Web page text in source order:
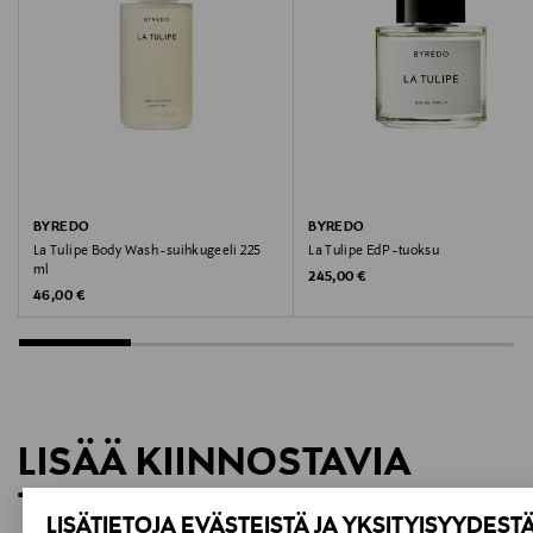
LISÄTIETOJA EVÄSTEISTÄ JA
Sydäntuoksu: tulppaani
Juurituoksu: vaalea puu, vetiver
Tuoksutyyppi
Tyyppi
Tuoksuöljy
7,5 ml
Valmistajan tuotenumero
BYREDO
La Tulipe Body Wash -suihkugeeli 225
ml
Original Price
46,00 €
BYREDO
La Tulipe EdP -tuoksu
Original Price
245,00 €
LISÄÄ KIINNOSTAVIA
TUOTTEITA